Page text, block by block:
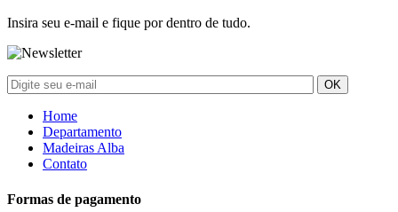
Insira seu e-mail e fique por dentro de tudo.
Home
Departamento
Madeiras Alba
Contato
Formas de pagamento